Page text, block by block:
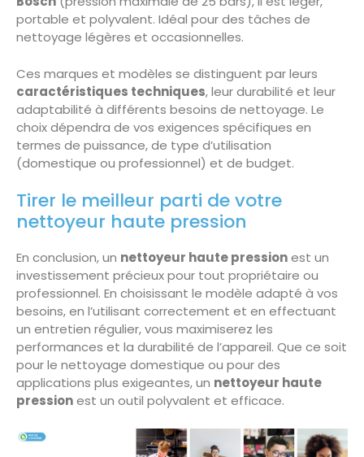
portable et polyvalent. Idéal pour des tâches de
nettoyage légères et occasionnelles.
Ces marques et modèles se distinguent par leurs
caractéristiques techniques, leur durabilité et leur
adaptabilité à différents besoins de nettoyage. Le
choix dépendra de vos exigences spécifiques en
termes de puissance, de type d’utilisation
(domestique ou professionnel) et de budget​​​​​​.
Tirer le meilleur parti de votre
nettoyeur haute pression
En conclusion, un nettoyeur haute pressionest un
investissement précieux pour tout propriétaire ou
professionnel. En choisissant le modèle adapté à vos
besoins, en l’utilisant correctement et en effectuant
un entretien régulier, vous maximiserez les
performances et la durabilité de l’appareil. Que ce soit
pour le nettoyage domestique ou pour des
applications plus exigeantes, un nettoyeur haute
pressionest un outil polyvalent et efficace.